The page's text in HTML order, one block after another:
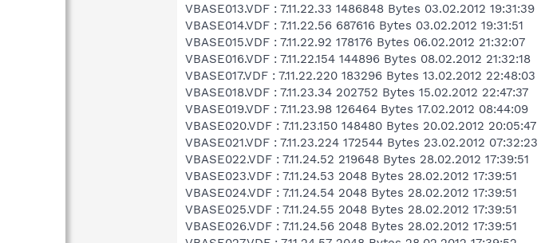
VBASE013.VDF : 7.11.22.33 1486848 Bytes 03.02.2012 19:31:39
VBASE014.VDF : 7.11.22.56 687616 Bytes 03.02.2012 19:31:51
VBASE015.VDF : 7.11.22.92 178176 Bytes 06.02.2012 21:32:07
VBASE016.VDF : 7.11.22.154 144896 Bytes 08.02.2012 21:32:18
VBASE017.VDF : 7.11.22.220 183296 Bytes 13.02.2012 22:48:03
VBASE018.VDF : 7.11.23.34 202752 Bytes 15.02.2012 22:47:37
VBASE019.VDF : 7.11.23.98 126464 Bytes 17.02.2012 08:44:09
VBASE020.VDF : 7.11.23.150 148480 Bytes 20.02.2012 20:05:47
VBASE021.VDF : 7.11.23.224 172544 Bytes 23.02.2012 07:32:23
VBASE022.VDF : 7.11.24.52 219648 Bytes 28.02.2012 17:39:51
VBASE023.VDF : 7.11.24.53 2048 Bytes 28.02.2012 17:39:51
VBASE024.VDF : 7.11.24.54 2048 Bytes 28.02.2012 17:39:51
VBASE025.VDF : 7.11.24.55 2048 Bytes 28.02.2012 17:39:51
VBASE026.VDF : 7.11.24.56 2048 Bytes 28.02.2012 17:39:51